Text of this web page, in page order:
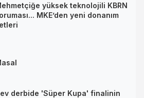
yüksek teknolojili KBRN
MKE’den yeni donanım
derbide 'Süper Kupa' finalinin